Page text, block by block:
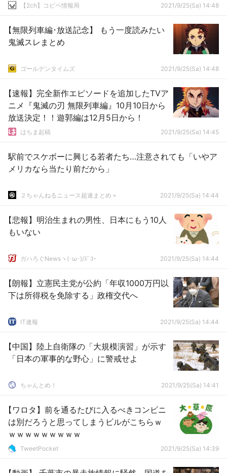
【2ch】コピペ情報局 2021/9/25(Sa) 14:48
【無限列車編･放送記念】 もう一度読みたい
鬼滅スレまとめ
ゴールデンタイムズ 2021/9/25(Sa) 14:48
【速報】完全新作エピソードを追加したTVア
ニメ『鬼滅の刃 無限列車編』10月10日から
放送決定！！遊郭編は12月5日から！
はちま起稿 2021/9/25(Sa) 14:45
駅前でスケボーに興じる若者たち…注意されても「いやア
メリカなら当たり前だから」
２ちゃんねるニュース超速まとめ＋ 2021/9/25(Sa) 14:44
【悲報】明治生まれの男性、日本にもう10人
もいない
ガハろぐNewsヽ(･ω･)/ｽﾞｺｰ 2021/9/25(Sa) 14:44
【朗報】立憲民主党が公約「年収1000万円以
下は所得税を免除する」政権交代へ
IT速報 2021/9/25(Sa) 14:44
【中国】陸上自衛隊の「大規模演習」が示す
「日本の軍事的な野心」に警戒せよ
ちゃんとめ！ 2021/9/25(Sa) 14:41
【ワロタ】前を通るたびに入るべきコンビニ
は別だろうと思ってしまうビルがこちらｗ
ｗｗｗｗｗｗｗｗｗ
TweetPocket 2021/9/25(Sa) 14:39